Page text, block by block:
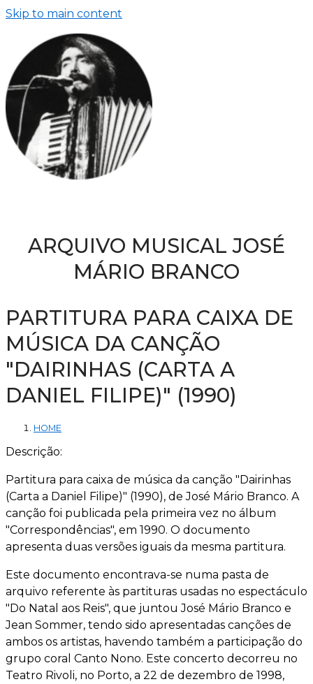
Skip to main content
ARQUIVO MUSICAL JOSÉ
MÁRIO BRANCO
PARTITURA PARA CAIXA DE
MÚSICA DA CANÇÃO
"DAIRINHAS (CARTA A
DANIEL FILIPE)" (1990)
HOME
Descrição:
Partitura para caixa de música da canção "Dairinhas
(Carta a Daniel Filipe)" (1990), de José Mário Branco. A
canção foi publicada pela primeira vez no álbum
"Correspondências", em 1990. O documento
apresenta duas versões iguais da mesma partitura.
Este documento encontrava-se numa pasta de
arquivo referente às partituras usadas no espectáculo
"Do Natal aos Reis", que juntou José Mário Branco e
Jean Sommer, tendo sido apresentadas canções de
ambos os artistas, havendo também a participação do
grupo coral Canto Nono. Este concerto decorreu no
Teatro Rivoli, no Porto, a 22 de dezembro de 1998,